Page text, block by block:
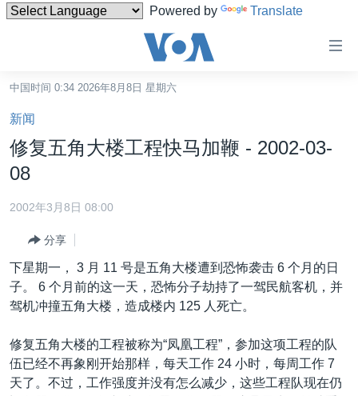
Powered by Translate
碍
链
接
转
内
到
导
跳
转
到
中国
国际
最新国际新闻
印太
欧洲
非洲
分类新闻
经济·金融·贸易
人权·法律·宗教
科教·文娱·体健
军事
美中关系
白宫要闻
国会报道
VOA视频
VOA今日焦点
中国时间 0:34 2026年8月8日 星期六
新闻
修复五角大楼工程快马加鞭 - 2002-03-
08
2002年3月8日 08:00
分享
下星期一， 3 月 11 号是五角大楼遭到恐怖袭击 6 个月的日
子。 6 个月前的这一天，恐怖分子劫持了一驾民航客机，并
驾机冲撞五角大楼，造成楼内 125 人死亡。
修复五角大楼的工程被称为“凤凰工程”，参加这项工程的队
伍已经不再象刚开始那样，每天工作 24 小时，每周工作 7
天了。不过，工作强度并没有怎么减少，这些工程队现在仍